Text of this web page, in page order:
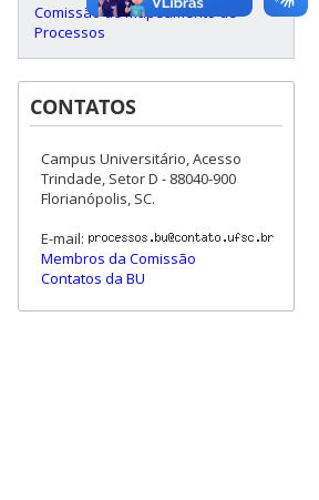
Comissão de Mapeamento de
Processos
CONTATOS
Campus Universitário, Acesso
Trindade, Setor D - 88040-900
Florianópolis, SC.
E-mail:
Membros da Comissão
Contatos da BU